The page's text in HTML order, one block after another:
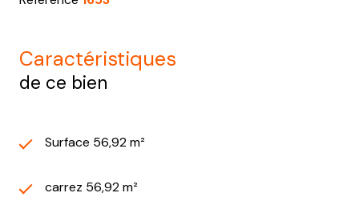
caractéristiques
de ce bien
Surface 56,92 m²
carrez 56,92 m²